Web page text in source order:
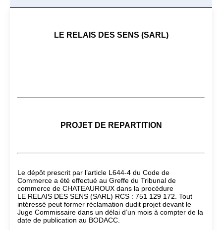
LE RELAIS DES SENS (SARL)
PROJET DE REPARTITION
Le dépôt prescrit par l’article L644-4 du Code de
Commerce a été effectué au Greffe du Tribunal de
commerce de CHATEAUROUX dans la procédure
LE RELAIS DES SENS (SARL) RCS : 751 129 172. Tout
intéressé peut former réclamation dudit projet devant le
Juge Commissaire dans un délai d’un mois à compter de la
date de publication au BODACC.